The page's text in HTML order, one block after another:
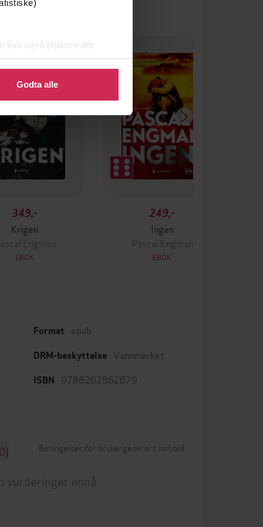
kan også tilpasse ditt
eller endre ditt samtykke.
Godta alle
349,-
Krigen
Engman
EBOK
249,-
Ingen
Pascal Engman
EBOK
Format epub
DRM-beskyttelse Vannmerket
ISBN 9788202862879
Betingelser for brukergenerert innhold
vurderinger ennå